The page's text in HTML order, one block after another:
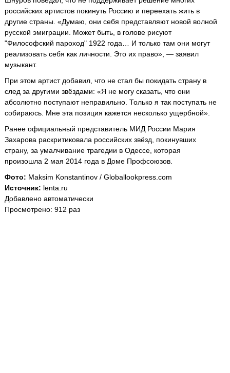
российских артистов покинуть Россию и переехать жить в
другие страны. «Думаю, они себя представляют новой волной
русской эмиграции. Может быть, в голове рисуют
"Философский пароход" 1922 года… И только там они могут
реализовать себя как личности. Это их право», — заявил
музыкант.
При этом артист добавил, что не стал бы покидать страну в
след за другими звёздами: «Я не могу сказать, что они
абсолютно поступают неправильно. Только я так поступать не
собираюсь. Мне эта позиция кажется несколько ущербной».
Ранее официальный представитель МИД России Мария
Захарова раскритиковала российских звёзд, покинувших
страну, за умалчивание трагедии в Одессе, которая
произошла 2 мая 2014 года в Доме Профсоюзов.
Фото: Maksim Konstantinov / Globallookpress.com
Источник: lenta.ru
Добавлено автоматически
Просмотрено: 912 раз